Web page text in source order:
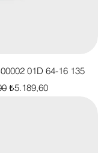
01D 64-16 135
İndirimli Fiyat
₺5.189,60